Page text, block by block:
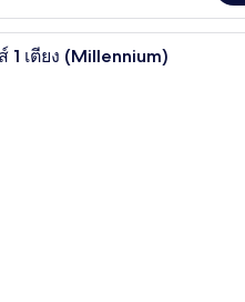
, ตู้นิรภัยในห้องพักห้องสวีท, เตียงคิงไซส์ 1 เตี
1 เตียง (Millennium)